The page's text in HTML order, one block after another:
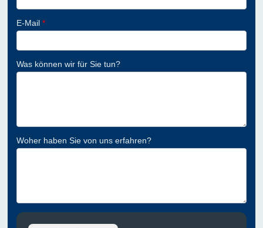
E-Mail*
Was können wir für Sie tun?
Woher haben Sie von uns erfahren?